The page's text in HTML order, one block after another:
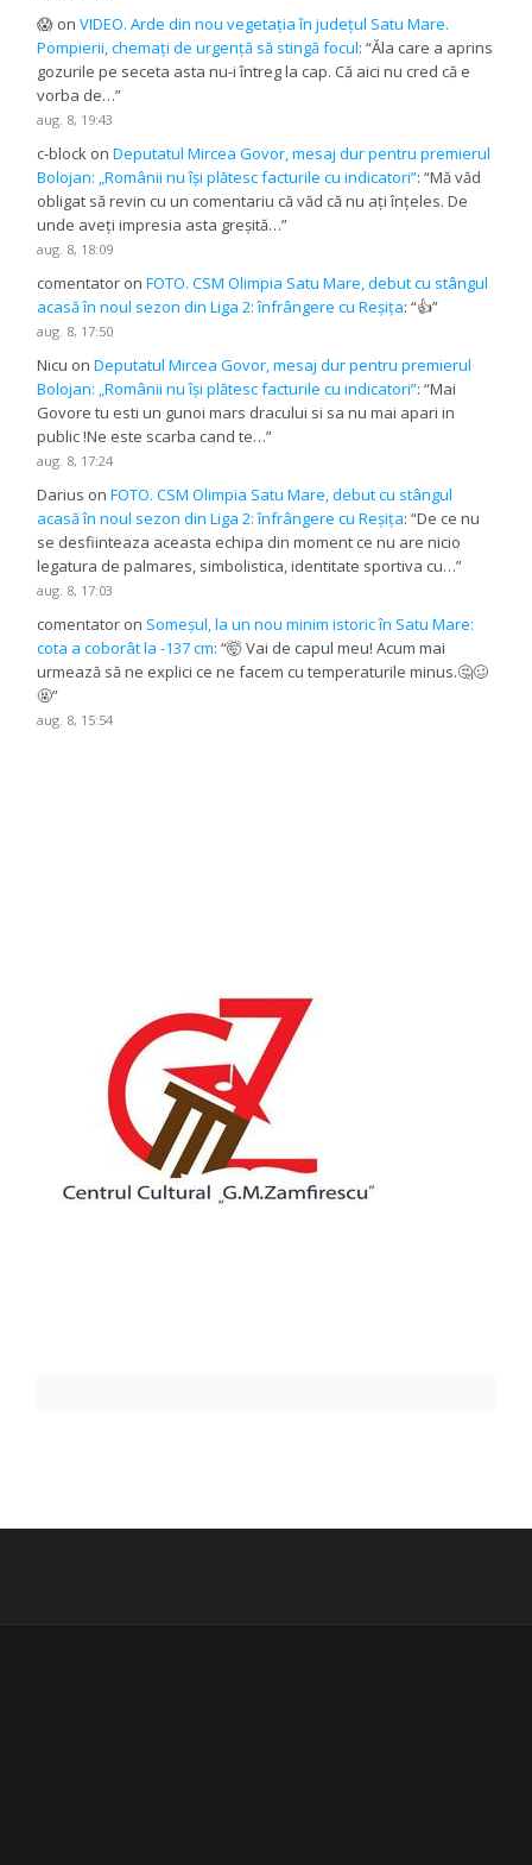
😱 onVIDEO. Arde din nou vegetația în județul Satu Mare.
Pompierii, chemați de urgență să stingă focul: “Ăla care a aprins
gozurile pe seceta asta nu-i întreg la cap. Că aici nu cred că e
vorba de…”
aug. 8, 19:43
c-block onDeputatul Mircea Govor, mesaj dur pentru premierul
Bolojan: „Românii nu își plătesc facturile cu indicatori”: “Mă văd
obligat să revin cu un comentariu că văd că nu ați înțeles. De
unde aveți impresia asta greșită…”
aug. 8, 18:09
comentator onFOTO. CSM Olimpia Satu Mare, debut cu stângul
acasă în noul sezon din Liga 2: înfrângere cu Reșița: “👍”
aug. 8, 17:50
Nicu onDeputatul Mircea Govor, mesaj dur pentru premierul
Bolojan: „Românii nu își plătesc facturile cu indicatori”: “Mai
Govore tu esti un gunoi mars dracului si sa nu mai apari in
public !Ne este scarba cand te…”
aug. 8, 17:24
Darius onFOTO. CSM Olimpia Satu Mare, debut cu stângul
acasă în noul sezon din Liga 2: înfrângere cu Reșița: “De ce nu
se desfiinteaza aceasta echipa din moment ce nu are nicio
legatura de palmares, simbolistica, identitate sportiva cu…”
aug. 8, 17:03
comentator on Someșul, la un nou minim istoric în Satu Mare:
cota a coborât la -137 cm: “🤯 Vai de capul meu! Acum mai
urmează să ne explici ce ne facem cu temperaturile minus.🤔🥴
🤬”
aug. 8, 15:54